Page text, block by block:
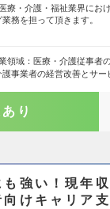
療・介護・福祉業界にお
業務を担って頂きます。
領域：医療・介護従事者
護事業者の経営改善とサー
り
強い！現年
向けキャリア